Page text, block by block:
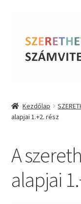
navigációhoz
tartalomba
Online kurzusok
Tudástár
Kezdőlap
alapjai 1.+2. rész
A
alapjai